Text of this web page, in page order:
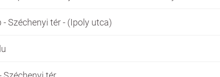
Széchenyi tér - (Ipoly utca)